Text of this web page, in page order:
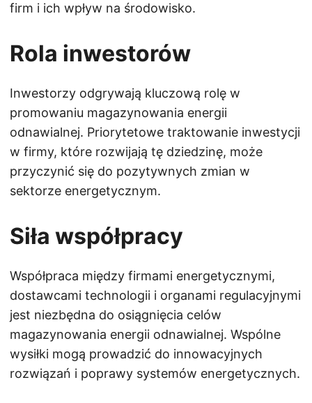
firm i ich wpływ na środowisko.
Rola inwestorów
Inwestorzy odgrywają kluczową rolę w
promowaniu magazynowania energii
odnawialnej. Priorytetowe traktowanie inwestycji
w firmy, które rozwijają tę dziedzinę, może
przyczynić się do pozytywnych zmian w
sektorze energetycznym.
Siła współpracy
Współpraca między firmami energetycznymi,
dostawcami technologii i organami regulacyjnymi
jest niezbędna do osiągnięcia celów
magazynowania energii odnawialnej. Wspólne
wysiłki mogą prowadzić do innowacyjnych
rozwiązań i poprawy systemów energetycznych.